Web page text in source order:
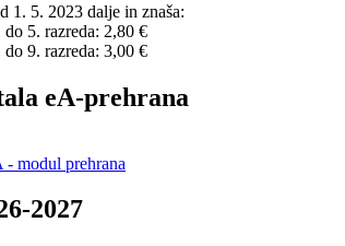
1. 5. 2023 dalje in znaša:
5. razreda: 2,80 €
9. razreda: 3,00 €
eA-prehrana
2027